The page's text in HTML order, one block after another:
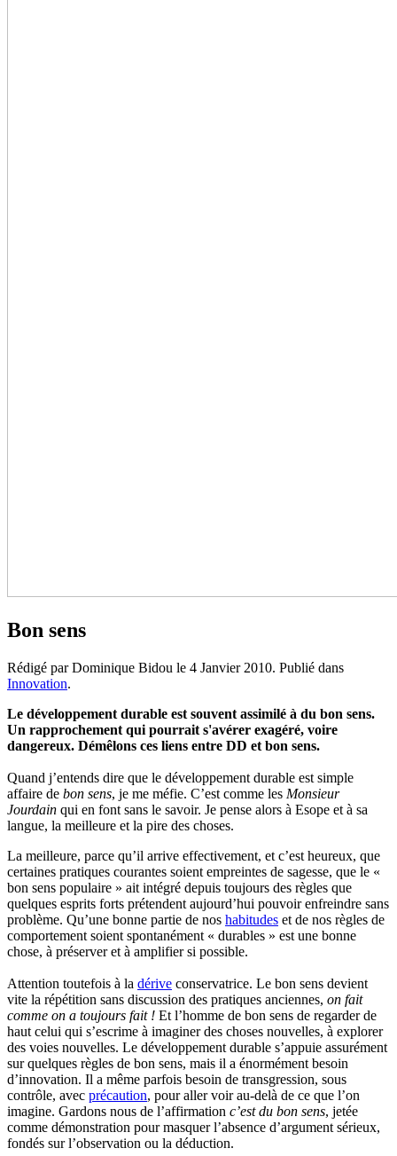
Bon sens
Rédigé par Dominique Bidou le 4 Janvier 2010. Publié dans
Innovation.
Le développement durable est souvent assimilé à du bon sens.
Un rapprochement qui pourrait s'avérer exagéré, voire
dangereux. Démêlons ces liens entre DD et bon sens.
Quand j’entends dire que le développement durable est simple
affaire de bon sens, je me méfie. C’est comme les Monsieur
Jourdain qui en font sans le savoir. Je pense alors à Esope et à sa
langue, la meilleure et la pire des choses.
La meilleure, parce qu’il arrive effectivement, et c’est heureux, que
certaines pratiques courantes soient empreintes de sagesse, que le «
bon sens populaire » ait intégré depuis toujours des règles que
quelques esprits forts prétendent aujourd’hui pouvoir enfreindre sans
problème. Qu’une bonne partie de nos habitudes et de nos règles de
comportement soient spontanément « durables » est une bonne
chose, à préserver et à amplifier si possible.
Attention toutefois à la dérive conservatrice. Le bon sens devient
vite la répétition sans discussion des pratiques anciennes, on fait
comme on a toujours fait ! Et l’homme de bon sens de regarder de
haut celui qui s’escrime à imaginer des choses nouvelles, à explorer
des voies nouvelles. Le développement durable s’appuie assurément
sur quelques règles de bon sens, mais il a énormément besoin
d’innovation. Il a même parfois besoin de transgression, sous
contrôle, avec précaution, pour aller voir au-delà de ce que l’on
imagine. Gardons nous de l’affirmation c’est du bon sens, jetée
comme démonstration pour masquer l’absence d’argument sérieux,
fondés sur l’observation ou la déduction.